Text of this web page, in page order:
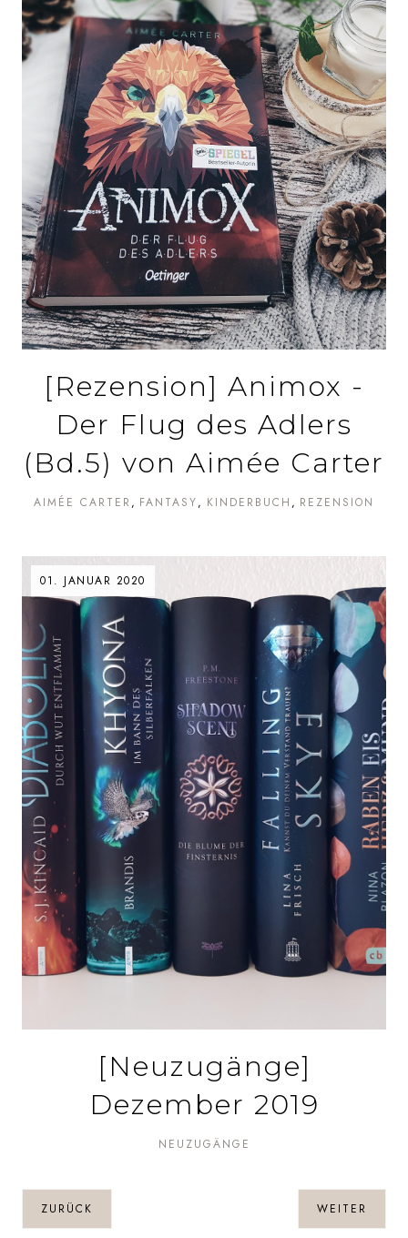
[Rezension] Animox -
Der Flug des Adlers
(Bd.5) von Aimée Carter
AIMÉE CARTER FANTASY KINDERBUCH REZENSION
01. JANUAR 2020
[Neuzugänge]
Dezember 2019
NEUZUGÄNGE
ZURÜCK WEITER